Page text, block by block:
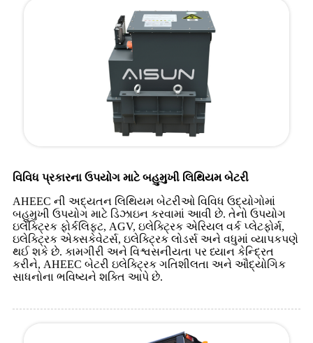
વિવિધ પ્રકારના ઉપયોગ માટે બહુમુખી લિથિયમ બેટરી
AHEEC ની અદ્યતન લિથિયમ બેટરીઓ વિવિધ ઉદ્યોગોમાં
બહુમુખી ઉપયોગ માટે ડિઝાઇન કરવામાં આવી છે. તેનો ઉપયોગ
ઇલેક્ટ્રિક ફોર્કલિફ્ટ, AGV, ઇલેક્ટ્રિક એરિયલ વર્ક પ્લેટફોર્મ,
ઇલેક્ટ્રિક એક્સકેવેટર્સ, ઇલેક્ટ્રિક લોડર્સ અને વધુમાં વ્યાપકપણે
થઈ શકે છે. કામગીરી અને વિશ્વસનીયતા પર ધ્યાન કેન્દ્રિત
કરીને, AHEEC બેટરી ઇલેક્ટ્રિક ગતિશીલતા અને ઔદ્યોગિક
સાધનોના ભવિષ્યને શક્તિ આપે છે.